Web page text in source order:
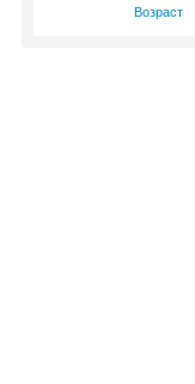
Возраст